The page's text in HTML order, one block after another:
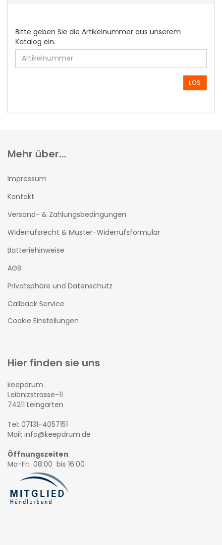
BITTE
GEBEN
SIE
DIE
ARTIKELNUMMER
EIN.
Bitte geben Sie die Artikelnummer aus unserem
Katalog ein.
LOS
Mehr über...
Impressum
Kontakt
Versand- & Zahlungsbedingungen
Widerrufsrecht & Muster-Widerrufsformular
Batteriehinweise
AGB
Privatsphäre und Datenschutz
Callback Service
Cookie Einstellungen
Hier finden sie uns
keepdrum
Leibnizstrasse-11
74211 Leingarten
Tel: 07131-4057151
Mail: info@keepdrum.de
Öffnungszeiten:
Mo-Fr: 08:00 bis 16:00